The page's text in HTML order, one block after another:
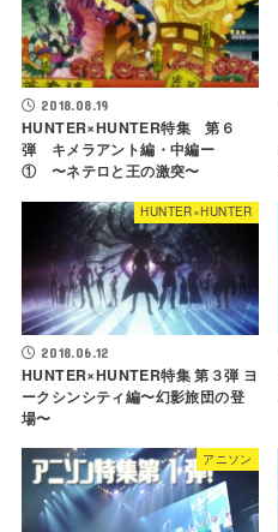
2018.08.19
HUNTER×HUNTER特集 第６
弾 キメラアント編・中編ー
① 〜ネテロと王の激突〜
HUNTER×HUNTER
2018.06.12
HUNTER×HUNTER特集 第３弾 ヨ
ークシンシティ編〜幻影旅団の登
場〜
アニソン